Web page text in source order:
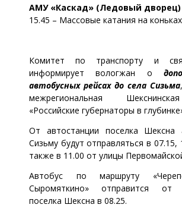
АМУ «Каскад» (Ледовый дворец)
15.45 – Массовые катания на
Комитет по транспорту и
информирует вологжан о
автобусных рейсах до села Сизьма
межрегиональная
«Российские губернаторы в
От автостанции поселка Шексна
Сизьму будут отправляться в 07.15,
также в 11.00 от улицы
Автобус по маршруту
Сыромяткино» отправится от
поселка Шексна в 08.25.